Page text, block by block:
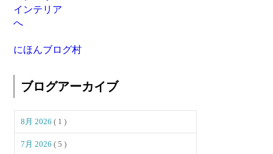
にほんブログ村
ブログアーカイブ
8月 2026( 1 )
7月 2026( 5 )